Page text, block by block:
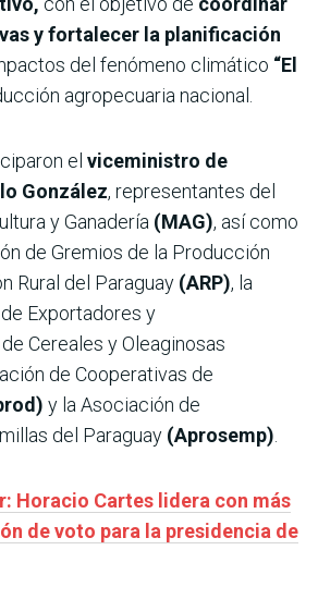
y fortalecer la planificación
del fenómeno climático “El
agropecuaria nacional.
el viceministro de
González, representantes del
y Ganadería (MAG), así como
de Gremios de la Producción
Rural del Paraguay (ARP), la
Exportadores y
Cereales y Oleaginosas
de Cooperativas de
y la Asociación de
del Paraguay (Aprosemp)
Horacio Cartes lidera con más
de voto para la presidencia de